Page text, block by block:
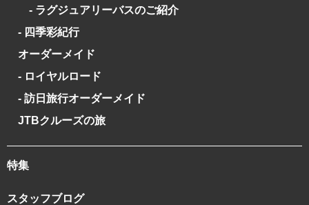
- ラグジュアリーバスのご紹介
- 四季彩紀行
オーダーメイド
- ロイヤルロード
- 訪日旅行オーダーメイド
JTBクルーズの旅
特集
スタッフブログ